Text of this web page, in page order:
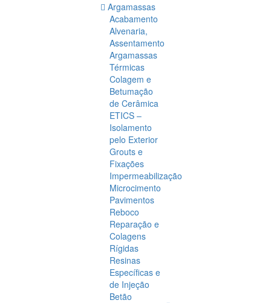
Argamassas
Acabamento
Alvenaria,
Assentamento
Argamassas
Térmicas
Colagem e
Betumação
de Cerâmica
ETICS –
Isolamento
pelo Exterior
Grouts e
Fixações
Impermeabilização
Microcimento
Pavimentos
Reboco
Reparação e
Colagens
Rígidas
Resinas
Específicas e
de Injeção
Betão